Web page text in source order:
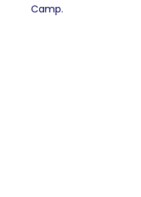
Camp.